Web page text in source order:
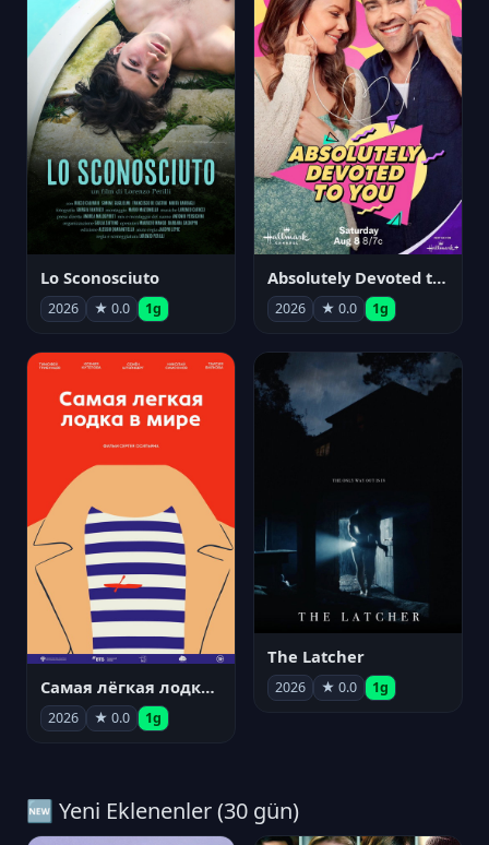
Lo Sconosciuto
2026 ★ 0.0 1g
Absolutely Devoted to You
2026 ★ 0.0 1g
Самая лёгкая лодка в мире
2026 ★ 0.0 1g
The Latcher
2026 ★ 0.0 1g
🆕 Yeni Eklenenler (30 gün)